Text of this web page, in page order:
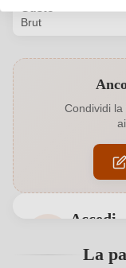
Brut
Abbinamenti
Colore dell'uva
Contenuto di alcol
Condividi
Accedi
ancora
La